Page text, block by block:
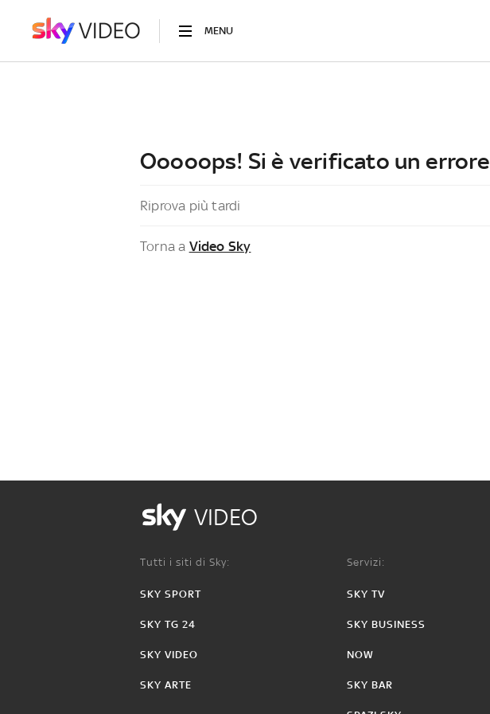
MENU
Ooooops! Si è verificato un errore
Riprova più tardi
Torna a Video Sky
VIDEO
Tutti i siti di Sky:
SKY SPORT
SKY TG 24
SKY VIDEO
SKY ARTE
Servizi:
SKY TV
SKY BUSINESS
NOW
SKY BAR